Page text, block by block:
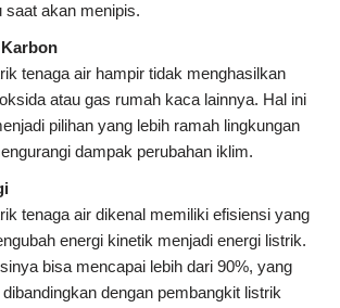
saat akan menipis.
tenaga air hampir tidak menghasilkan
atau gas rumah kaca lainnya. Hal ini
pilihan yang lebih ramah lingkungan
dampak perubahan iklim.
tenaga air dikenal memiliki efisiensi yang
energi kinetik menjadi energi listrik.
bisa mencapai lebih dari 90%, yang
dibandingkan dengan pembangkit listrik